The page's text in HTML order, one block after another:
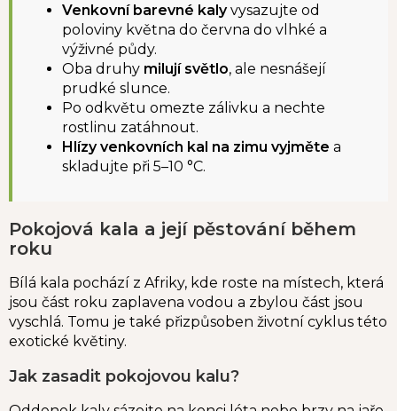
Venkovní barevné kalyvysazujte od
poloviny května do června do vlhké a
výživné půdy.
Oba druhy milují světlo, ale nesnášejí
prudké slunce.
Po odkvětu omezte zálivku a nechte
rostlinu zatáhnout.
Hlízy venkovních kal na zimu vyjměte a
skladujte při 5–10 °C.
Pokojová kala a její pěstování během
roku
Bílá kala pochází z Afriky, kde roste na místech, která
jsou část roku zaplavena vodou a zbylou část jsou
vyschlá. Tomu je také přizpůsoben životní cyklus této
exotické květiny.
Jak zasadit pokojovou kalu?